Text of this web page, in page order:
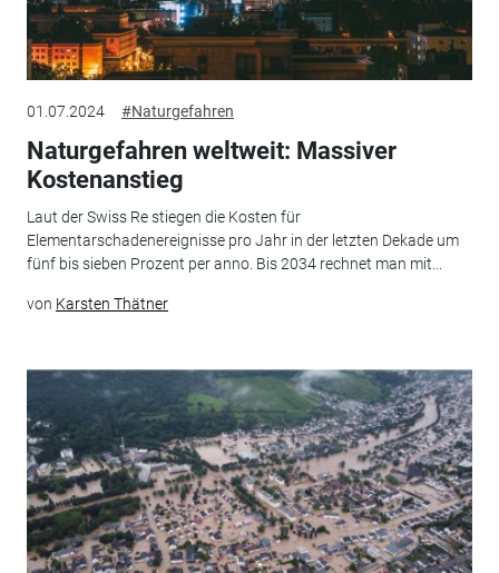
01.07.2024 #Naturgefahren
Naturgefahren weltweit: Massiver
Kostenanstieg
Laut der Swiss Re stiegen die Kosten für
Elementarschadenereignisse pro Jahr in der letzten Dekade um
fünf bis sieben Prozent per anno. Bis 2034 rechnet man mit...
von Karsten Thätner